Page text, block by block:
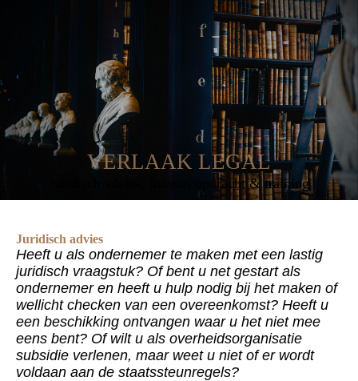
VERLAAK LEGAL
Juridisch advies, interim opdracht & training
Juridisch advies
Heeft u als ondernemer te maken met een lastig
juridisch vraagstuk? Of bent u net gestart als
ondernemer en heeft u hulp nodig bij het maken of
wellicht checken van een overeenkomst? Heeft u
een beschikking ontvangen waar u het niet mee
eens bent? Of wilt u als overheidsorganisatie
subsidie verlenen, maar weet u niet of er wordt
voldaan aan de staatssteunregels?